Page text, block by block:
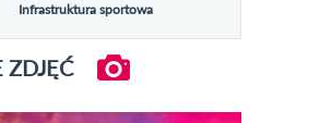
Infrastruktura sportowa
ZDJĘĆ